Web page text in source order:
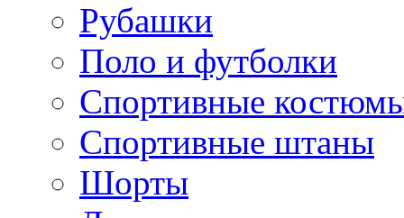
Рубашки
Поло и футболки
Спортивные
Спортивные штаны
Шорты